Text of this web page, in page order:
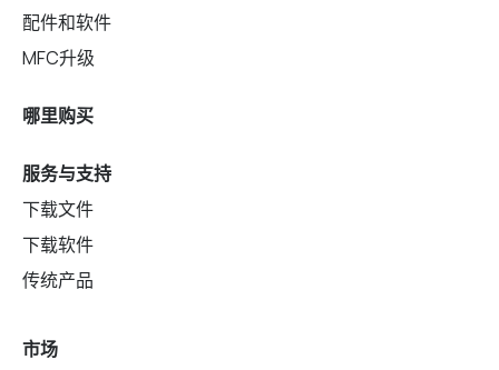
配件和软件
MFC升级
哪里购买
服务与支持
下载文件
下载软件
传统产品
市场